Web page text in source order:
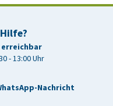
- 13:00 Uhr
Nachricht